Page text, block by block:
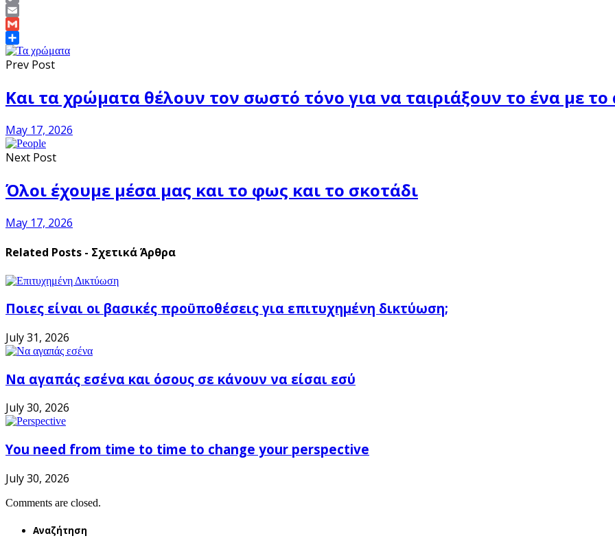
Copy
Link
Email
Gmail
Share
Prev Post
Και τα χρώματα θέλουν τον σωστό τόνο για να ταιριάξουν το ένα με το
May 17, 2026
Next Post
Όλοι έχουμε μέσα μας και το φως και το σκοτάδι
May 17, 2026
Related Posts - Σχετικά Άρθρα
Ποιες είναι οι βασικές προϋποθέσεις για επιτυχημένη δικτύωση;
July 31, 2026
Να αγαπάς εσένα και όσους σε κάνουν να είσαι εσύ
July 30, 2026
You need from time to time to change your perspective
July 30, 2026
Comments are closed.
Αναζήτηση